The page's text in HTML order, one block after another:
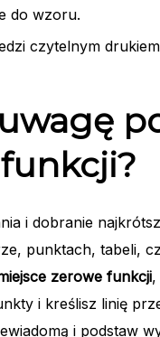
do wzoru.
czytelnym
i dobranie
punktach, tabeli,
zerowe funkcji,
i kreślisz linię
i podstaw